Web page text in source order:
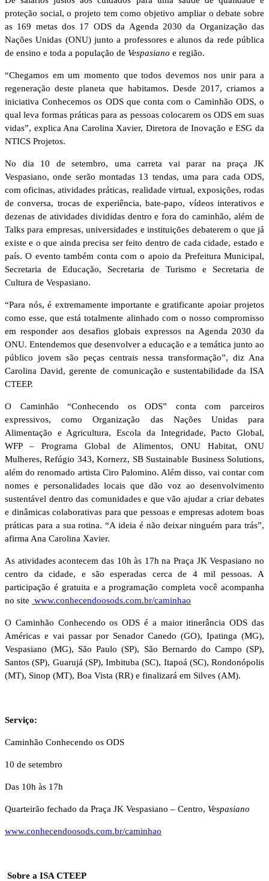
proteção social, o projeto tem como objetivo ampliar o debate sobre
as 169 metas dos 17 ODS da Agenda 2030 da Organização das
Nações Unidas (ONU) junto a professores e alunos da rede pública
de ensino e toda a população de Vespasiano e região.
“Chegamos em um momento que todos devemos nos unir para a
regeneração deste planeta que habitamos. Desde 2017, criamos a
iniciativa Conhecemos os ODS que conta com o Caminhão ODS, o
qual leva formas práticas para as pessoas colocarem os ODS em suas
vidas”, explica Ana Carolina Xavier, Diretora de Inovação e ESG da
NTICS Projetos.
No dia 10 de setembro, uma carreta vai parar na praça JK
Vespasiano, onde serão montadas 13 tendas, uma para cada ODS,
com oficinas, atividades práticas, realidade virtual, exposições, rodas
de conversa, trocas de experiência, bate-papo, vídeos interativos e
dezenas de atividades divididas dentro e fora do caminhão, além de
Talks para empresas, universidades e instituições debaterem o que já
existe e o que ainda precisa ser feito dentro de cada cidade, estado e
país. O evento também conta com o apoio da Prefeitura Municipal,
Secretaria de Educação, Secretaria de Turismo e Secretaria de
Cultura de Vespasiano.
“Para nós, é extremamente importante e gratificante apoiar projetos
como esse, que está totalmente alinhado com o nosso compromisso
em responder aos desafios globais expressos na Agenda 2030 da
ONU. Entendemos que desenvolver a educação e a temática junto ao
público jovem são peças centrais nessa transformação”, diz Ana
Carolina David, gerente de comunicação e sustentabilidade da ISA
CTEEP.
O Caminhão “Conhecendo os ODS” conta com parceiros
expressivos, como Organização das Nações Unidas para
Alimentação e Agricultura, Escola da Integridade, Pacto Global,
WFP – Programa Global de Alimentos, ONU Habitat, ONU
Mulheres, Refúgio 343, Kornerz, SB Sustainable Business Solutions,
além do renomado artista Ciro Palomino. Além disso, vai contar com
nomes e personalidades locais que dão voz ao desenvolvimento
sustentável dentro das comunidades e que vão ajudar a criar debates
e dinâmicas colaborativas para que pessoas e empresas adotem boas
práticas para a sua rotina. “A ideia é não deixar ninguém para trás”,
afirma Ana Carolina Xavier.
As atividades acontecem das 10h às 17h na Praça JK Vespasiano no
centro da cidade, e são esperadas cerca de 4 mil pessoas. A
participação é gratuita e a programação completa você acompanha
no site www.conhecendoosods.com.br/caminhao
O Caminhão Conhecendo os ODS é a maior itinerância ODS das
Américas e vai passar por Senador Canedo (GO), Ipatinga (MG),
Vespasiano (MG), São Paulo (SP), São Bernardo do Campo (SP),
Santos (SP), Guarujá (SP), Imbituba (SC), Itapoá (SC), Rondonópolis
(MT), Sinop (MT), Boa Vista (RR) e finalizará em Silves (AM).
Serviço:
Caminhão Conhecendo os ODS
10 de setembro
Das 10h às 17h
Quarteirão fechado da Praça JK Vespasiano – Centro, Vespasiano
www.conhecendoosods.com.br/caminhao
Sobre a ISA CTEEP